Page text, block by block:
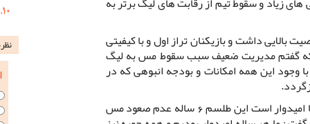
داشت و بازیکنان تراز اول و با کیفیتی
که گفتم مدیریت ضعیف سبب سقوط مس به لیگ
که مس با وجود این همه امکانات و بودجه انبوهی که در
مدافع مس در پاسخ به این پرسش که آیا امیدوار است این طلسم 6 ساله عدم صعود مس